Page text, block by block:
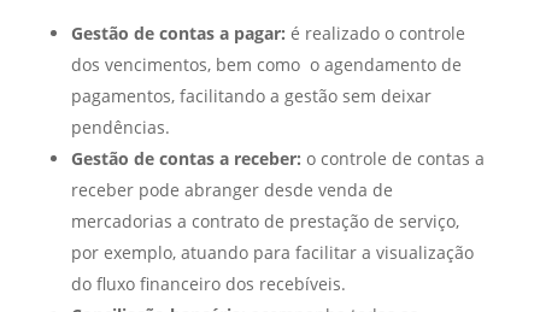
Gestão de contas a pagar: é realizado o controle
dos vencimentos, bem como o agendamento de
pagamentos, facilitando a gestão sem deixar
pendências.
Gestão de contas a receber: o controle de contas a
receber pode abranger desde venda de
mercadorias a contrato de prestação de serviço,
por exemplo, atuando para facilitar a visualização
do fluxo financeiro dos recebíveis.